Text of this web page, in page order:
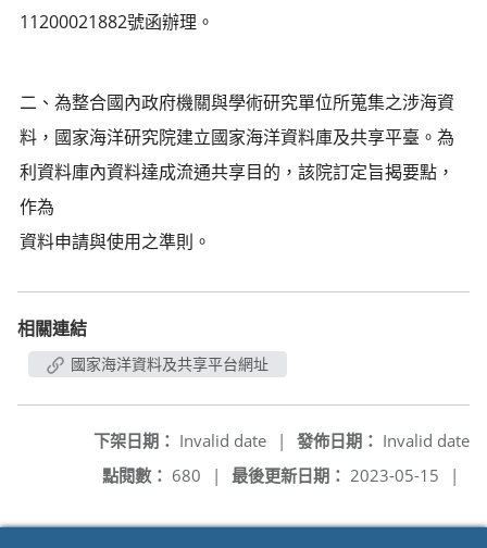
11200021882號函辦理。
二、為整合國內政府機關與學術研究單位所蒐集之涉海資
料，國家海洋研究院建立國家海洋資料庫及共享平臺。為
利資料庫內資料達成流通共享目的，該院訂定旨揭要點，
作為
資料申請與使用之準則。
相關連結
國家海洋資料及共享平台網址
發佈日期： Invalid date
下架日期： Invalid date
|
最後更新日期： 2023-05-15 |
點閱數： 680 |